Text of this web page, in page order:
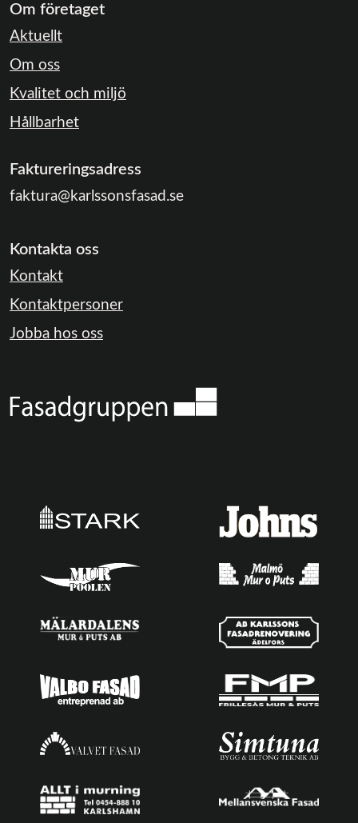
Om företaget
Aktuellt
Om oss
Kvalitet och miljö
Hållbarhet
Faktureringsadress
faktura@karlssonsfasad.se
Kontakta oss
Kontakt
Kontaktpersoner
Jobba hos oss